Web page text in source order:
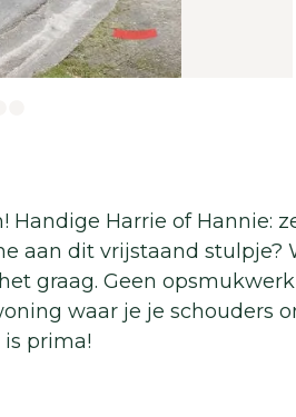
Harrie of Hannie:
aan dit vrijstaand stulpje?
graag. Geen
waar je je schouders
prima!